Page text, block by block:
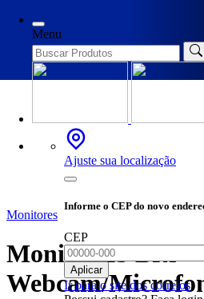
Menu
Ajuste sua localização
Informe o CEP do novo
CEP
Aplicar
Ir para o site dos correios
Vga+Hdmi 60-75Hz – Mbrx23bkwc.
Monitores
Monitor 23 Brx
Webcam/